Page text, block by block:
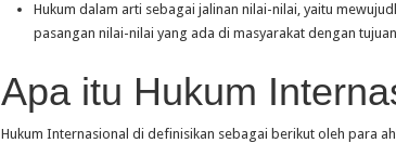
Hukum dalam arti sebagai jalinan nilai-nilai, yaitu
pasangan nilai-nilai yang ada di masyarakat dengan
Apa itu Hukum
Hukum Internasional di definisikan sebagai berikut oleh para